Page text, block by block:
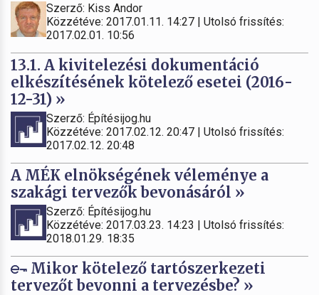
Szerző: Kiss Andor
Közzétéve: 2017.01.11. 14:27 | Utolsó frissítés:
2017.02.01. 10:56
13.1. A kivitelezési dokumentáció
elkészítésének kötelező esetei (2016-
12-31) »
Szerző: Építésijog.hu
Közzétéve: 2017.02.12. 20:47 | Utolsó frissítés:
2017.02.12. 20:48
A MÉK elnökségének véleménye a
szakági tervezők bevonásáról »
Szerző: Építésijog.hu
Közzétéve: 2017.03.23. 14:23 | Utolsó frissítés:
2018.01.29. 18:35
Mikor kötelező tartószerkezeti
tervezőt bevonni a tervezésbe? »